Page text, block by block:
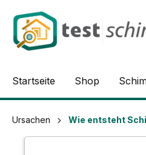
Zur
Startseite Shop
Ursachen Wie entsteht